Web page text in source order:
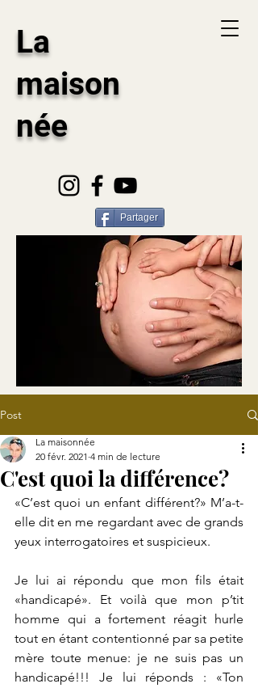
La
maison
née
Partager
Post
C'est quoi la différence?
La maisonnée
20 févr. 2021 4 min de lecture
«C’est quoi un enfant différent?» M’a-t-
elle dit en me regardant avec de grands
yeux interrogatoires et suspicieux.
Je lui ai répondu que mon fils était
«handicapé». Et voilà que mon p’tit
homme qui a fortement réagit hurle
tout en étant contentionné par sa petite
mère toute menue: je ne suis pas un
handicapé!!! Je lui réponds : «Ton